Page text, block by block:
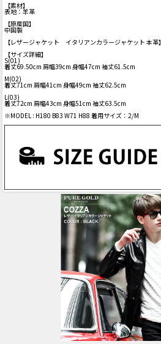
【素材】
表地：羊革
【原産国】
中国製
【レザージャケット イタリアンカラージャケット 本革】
【サイズ詳細】
S(01)
着丈69.50cm 肩幅39cm 身幅47cm 袖丈61.5cm
M(02)
着丈71cm 肩幅41cm 身幅49cm 袖丈62.5cm
L(03)
着丈72cm 肩幅43cm 身幅51cm 袖丈63.5cm
※MODEL : H180 B83 W71 H88 着用サイズ：2/M